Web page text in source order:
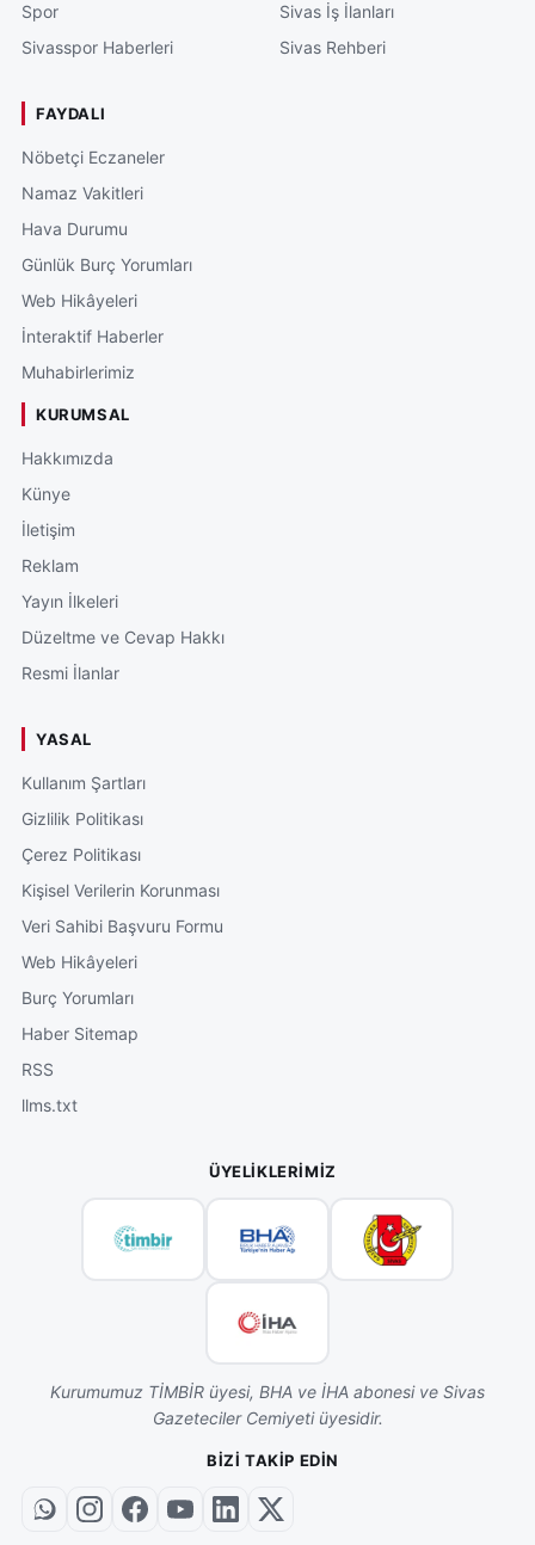
Spor
Sivasspor Haberleri
Sivas İş İlanları
Sivas Rehberi
FAYDALI
Nöbetçi Eczaneler
Namaz Vakitleri
Hava Durumu
Günlük Burç Yorumları
Web Hikâyeleri
İnteraktif Haberler
Muhabirlerimiz
KURUMSAL
Hakkımızda
Künye
İletişim
Reklam
Yayın İlkeleri
Düzeltme ve Cevap Hakkı
Resmi İlanlar
YASAL
Kullanım Şartları
Gizlilik Politikası
Çerez Politikası
Kişisel Verilerin Korunması
Veri Sahibi Başvuru Formu
Web Hikâyeleri
Burç Yorumları
Haber Sitemap
RSS
llms.txt
ÜYELIKLERIMIZ
Kurumumuz TİMBİR üyesi, BHA ve İHA abonesi ve Sivas
Gazeteciler Cemiyeti üyesidir.
BIZI TAKIP EDIN